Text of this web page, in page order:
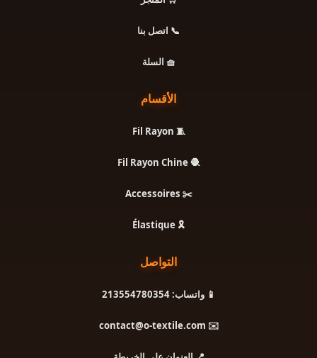
📞 اتصل بنا
🧺 السلة
الأقسام
🧵 Fil Rayon
🧶 Fil Rayon Chine
✂️ Accessoires
🎗️ Élastique
التواصل
📱 واتساب: 213554780354
✉️ contact@o-textile.com